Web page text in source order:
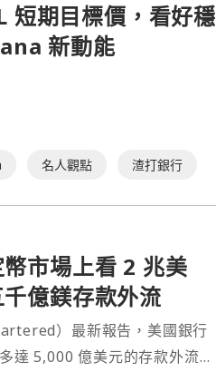
短期目標價，看好穩
新動能
名人觀點 渣打銀行
市場上看 2 兆美
億鎂存款外流
）最新報告，美國銀行
達 5,000 億美元的存款外流流